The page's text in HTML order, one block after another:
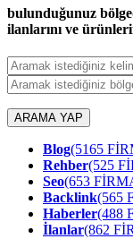
bulunduğunuz
ilanlarını ve
ARAMA YAP
Blog(5165
Rehber(525
Seo(653
Backlink(565
Haberler(488
İlanlar(862